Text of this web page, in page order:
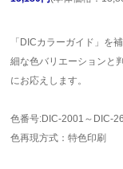
「DICカラーガイド」を
細な色バリエーションと
にお応えします。
色番号:DIC-2001～DIC-
色再現方式：特色印刷